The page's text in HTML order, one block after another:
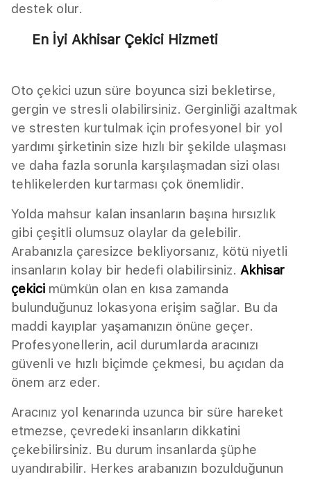
destek olur.
En İyi Akhisar Çekici Hizmeti
Oto çekici uzun süre boyunca sizi bekletirse,
gergin ve stresli olabilirsiniz. Gerginliği azaltmak
ve stresten kurtulmak için profesyonel bir yol
yardımı şirketinin size hızlı bir şekilde ulaşması
ve daha fazla sorunla karşılaşmadan sizi olası
tehlikelerden kurtarması çok önemlidir.
Yolda mahsur kalan insanların başına hırsızlık
gibi çeşitli olumsuz olaylar da gelebilir.
Arabanızla çaresizce bekliyorsanız, kötü niyetli
insanların kolay bir hedefi olabilirsiniz. Akhisar
çekici mümkün olan en kısa zamanda
bulunduğunuz lokasyona erişim sağlar. Bu da
maddi kayıplar yaşamanızın önüne geçer.
Profesyonellerin, acil durumlarda aracınızı
güvenli ve hızlı biçimde çekmesi, bu açıdan da
önem arz eder.
Aracınız yol kenarında uzunca bir süre hareket
etmezse, çevredeki insanların dikkatini
çekebilirsiniz. Bu durum insanlarda şüphe
uyandırabilir. Herkes arabanızın bozulduğunun